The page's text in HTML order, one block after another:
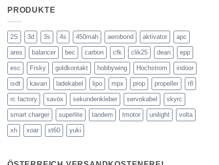
PRODUKTE
2S 3d 3s 4s 450mah aerobond aktivator apc
ares balancer bec carbon cfk clik25 dean epp
esc Frsky goldkontakt hobbywing Hochstrom indoor
isdt kavan ladekabel lipo mpx prop propeller r8
rc factory savöx sekundenkleber servokabel skyrc
smart charger superlite tandem tmotor unilight volta
xh xoar xt60 yuki